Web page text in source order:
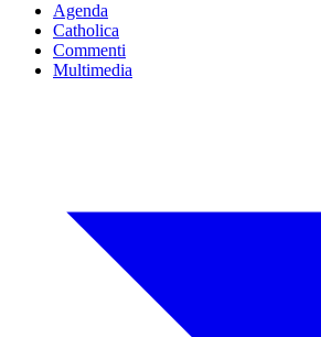
Agenda
Catholica
Commenti
Multimedia